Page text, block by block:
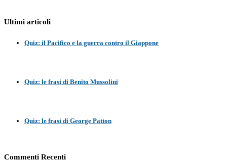
Ultimi articoli
Quiz: il Pacifico e la guerra contro il Giappone
Quiz: le frasi di Benito Mussolini
Quiz: le frasi di George Patton
Commenti Recenti